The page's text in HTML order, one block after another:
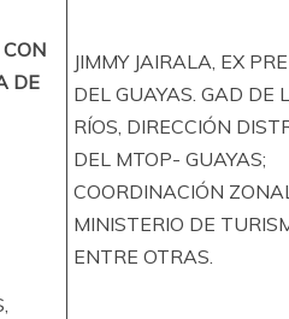
DE
JIMMY JAIRALA, EX
DEL GUAYAS. GAD DE
RÍOS, DIRECCIÓN
DEL MTOP- GUAYAS;
COORDINACIÓN
MINISTERIO DE
ENTRE OTRAS.